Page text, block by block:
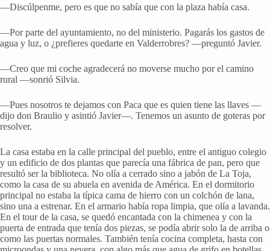
—Discúlpenme, pero es que no sabía que con la plaza había casa.
—Por parte del ayuntamiento, no del ministerio. Pagarás los gastos de
agua y luz, o ¿prefieres quedarte en Valderrobres? —preguntó Javier.
—Creo que mi coche agradecerá no moverse mucho por el camino
rural —sonrió Silvia.
—Pues nosotros te dejamos con Paca que es quien tiene las llaves —
dijo don Braulio y asintió Javier—. Tenemos un asunto de goteras por
resolver.
La casa estaba en la calle principal del pueblo, entre el antiguo colegio
y un edificio de dos plantas que parecía una fábrica de pan, pero que
resultó ser la biblioteca. No olía a cerrado sino a jabón de La Toja,
como la casa de su abuela en avenida de América. En el dormitorio
principal no estaba la típica cama de hierro con un colchón de lana,
sino una a estrenar. En el armario había ropa limpia, que olía a lavanda.
En el tour de la casa, se quedó encantada con la chimenea y con la
puerta de entrada que tenía dos piezas, se podía abrir solo la de arriba o
como las puertas normales. También tenía cocina completa, hasta con